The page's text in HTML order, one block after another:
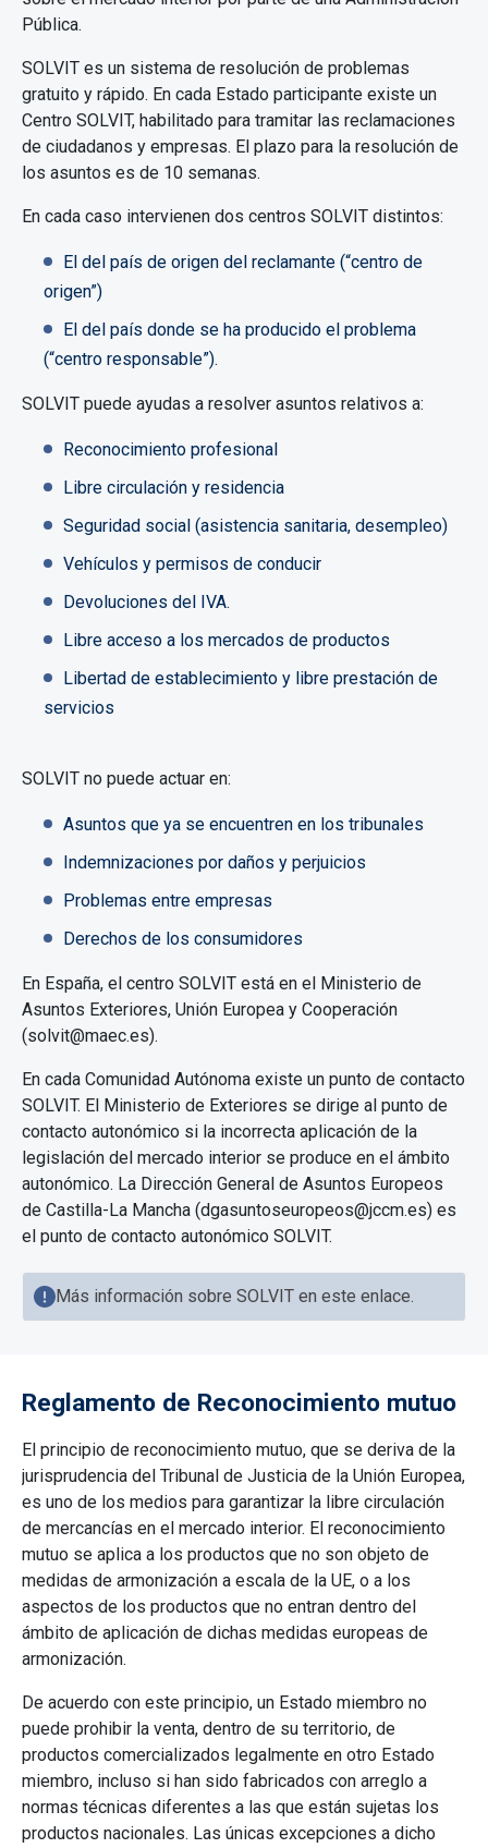
Pública.
SOLVIT es un sistema de resolución de problemas
gratuito y rápido. En cada Estado participante existe un
Centro SOLVIT, habilitado para tramitar las reclamaciones
de ciudadanos y empresas. El plazo para la resolución de
los asuntos es de 10 semanas.
En cada caso intervienen dos centros SOLVIT distintos:
El del país de origen del reclamante (“centro de
origen”)
El del país donde se ha producido el problema
(“centro responsable”).
SOLVIT puede ayudas a resolver asuntos relativos a:
Reconocimiento profesional
Libre circulación y residencia
Seguridad social (asistencia sanitaria, desempleo)
Vehículos y permisos de conducir
Devoluciones del IVA.
Libre acceso a los mercados de productos
Libertad de establecimiento y libre prestación de
servicios
SOLVIT no puede actuar en:
Asuntos que ya se encuentren en los tribunales
Indemnizaciones por daños y perjuicios
Problemas entre empresas
Derechos de los consumidores
En España, el centro SOLVIT está en el Ministerio de
Asuntos Exteriores, Unión Europea y Cooperación
(solvit@maec.es).
En cada Comunidad Autónoma existe un punto de contacto
SOLVIT. El Ministerio de Exteriores se dirige al punto de
contacto autonómico si la incorrecta aplicación de la
legislación del mercado interior se produce en el ámbito
autonómico. La Dirección General de Asuntos Europeos
de Castilla-La Mancha (dgasuntoseuropeos@jccm.es) es
el punto de contacto autonómico SOLVIT.
Más información sobre SOLVIT en este enlace.
Reglamento de Reconocimiento mutuo
El principio de reconocimiento mutuo, que se deriva de la
jurisprudencia del Tribunal de Justicia de la Unión Europea,
es uno de los medios para garantizar la libre circulación
de mercancías en el mercado interior. El reconocimiento
mutuo se aplica a los productos que no son objeto de
medidas de armonización a escala de la UE, o a los
aspectos de los productos que no entran dentro del
ámbito de aplicación de dichas medidas europeas de
armonización.
De acuerdo con este principio, un Estado miembro no
puede prohibir la venta, dentro de su territorio, de
productos comercializados legalmente en otro Estado
miembro, incluso si han sido fabricados con arreglo a
normas técnicas diferentes a las que están sujetas los
productos nacionales. Las únicas excepciones a dicho